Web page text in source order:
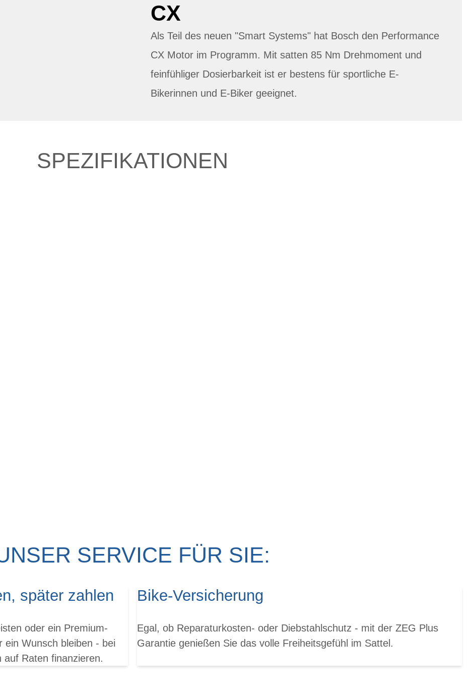
CX
Als Teil des neuen "Smart Systems" hat Bosch den Performance
CX Motor im Programm. Mit satten 85 Nm Drehmoment und
feinfühliger Dosierbarkeit ist er bestens für sportliche E-
Bikerinnen und E-Biker geeignet.
SPEZIFIKATIONEN
SERVICE FÜR SIE:
später zahlen
oder ein Premium-
ein Wunsch bleiben - bei
auf Raten finanzieren.
Bike-Versicherung
Egal, ob Reparaturkosten- oder Diebstahlschutz - mit der ZEG Plus
Garantie genießen Sie das volle Freiheitsgefühl im Sattel.